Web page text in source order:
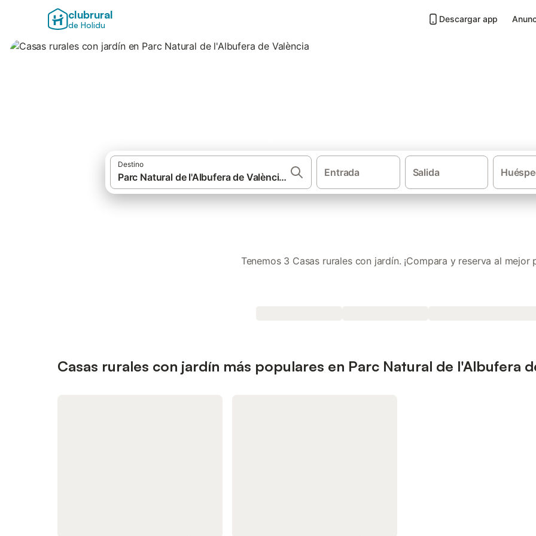
clubrural
de Holidu
Descargar app
Destino
Entrada Salida
Tenemos 3 Casas rurales con jardín. ¡Compara y reserva al mejor
Casas rurales con jardín más populares en Parc Natural de l'Albufera